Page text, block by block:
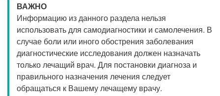
Прием гастроэнтеролога
Прием офтальмолога
Прием уролога
Прием хирурга
Прием кардиолога
ВАЖНО
Информацию из данного раздела нельзя
использовать для самодиагностики и самолечения. В
случае боли или иного обострения заболевания
диагностические исследования должен назначать
только лечащий врач. Для постановки диагноза и
правильного назначения лечения следует
обращаться к Вашему лечащему врачу.